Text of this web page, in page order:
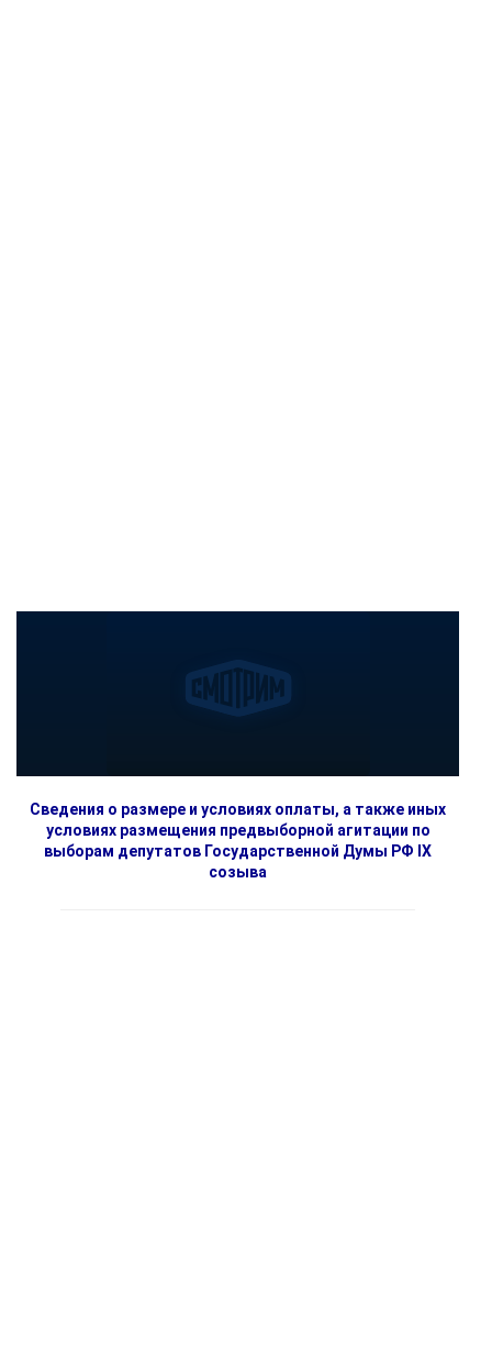
Сведения о размере и условиях оплаты, а также иных
условиях размещения предвыборной агитации по
выборам депутатов Государственной Думы РФ IX
созыва